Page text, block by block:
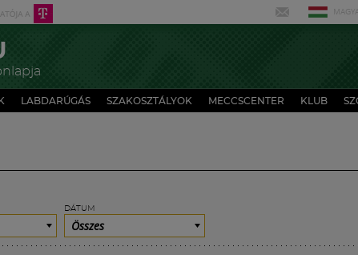
LABDARÚGÁS SZAKOSZTÁLYOK MECCSCENTER KLUB
DÁTUM
Összes